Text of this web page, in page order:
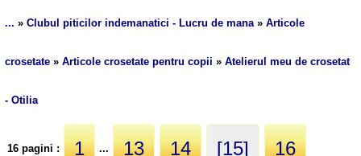
... »Clubul piticilor indemanatici - Lucru de mana»Articole
crosetate »Articole crosetate pentru copii »Atelierul meu de crosetat
- Otilia
16 pagini : 1 ... 13 14 [15] 16